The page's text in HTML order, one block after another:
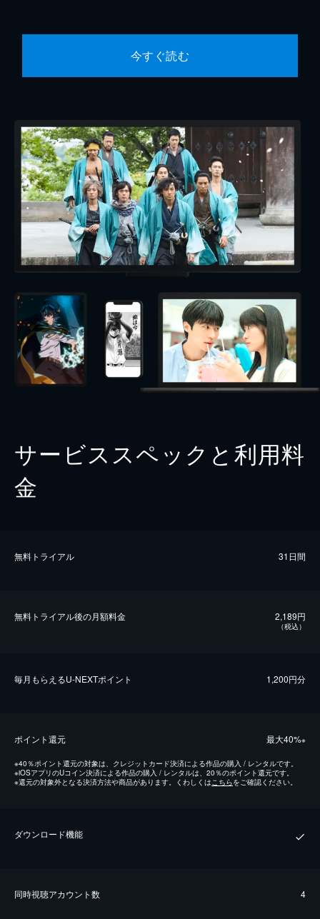
今すぐ読む
サービススペックと利用料
金
無料トライアル 31日間
無料トライアル後の⽉額料金 2,189円
（税込）
毎⽉もらえるU-NEXTポイント 1,200円分
ポイント還元 最⼤40%※
※40％ポイント還元の対象は、クレジットカード決済による作品の購入 / レンタルです。
※iOSアプリのUコイン決済による作品の購入 / レンタルは、20％のポイント還元です。
※還元の対象外となる決済方法や商品があります。くわしくはこちらをご確認ください。
ダウンロード機能
同時視聴アカウント数 4